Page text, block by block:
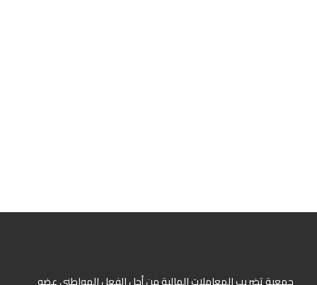
جمعية تضريب المعاملات المالية من أجل الفعل المواطني عضو